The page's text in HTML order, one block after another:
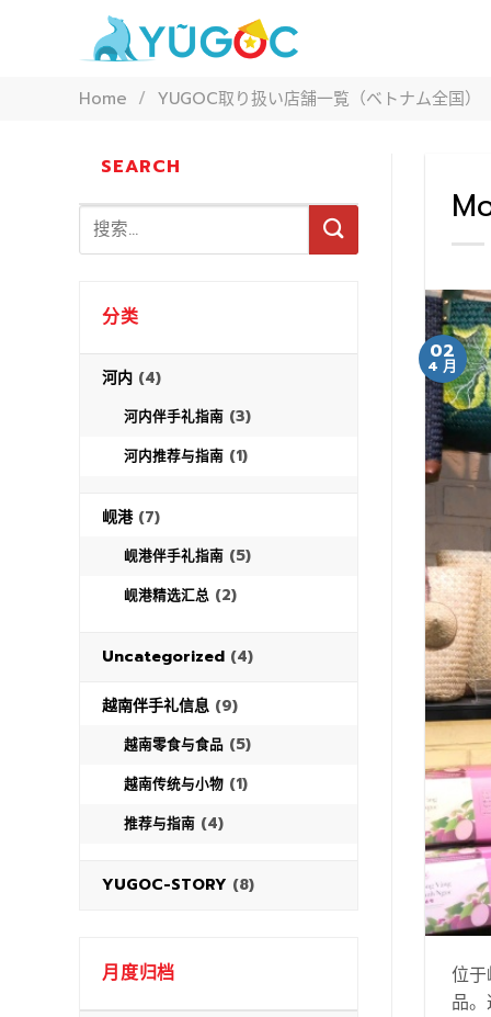
Home / YUGOC取り扱い店舗一覧（ベトナム全国）
SEARCH
分类
河内 (4)
河内伴手礼指南 (3)
河内推荐与指南 (1)
岘港(7)
岘港伴手礼指南 (5)
岘港精选汇总 (2)
Uncategorized (4)
越南伴手礼信息 (9)
越南零食与食品 (5)
越南传统与小物 (1)
推荐与指南 (4)
YUGOC-STORY (8)
月度归档
02
4 月
位
品